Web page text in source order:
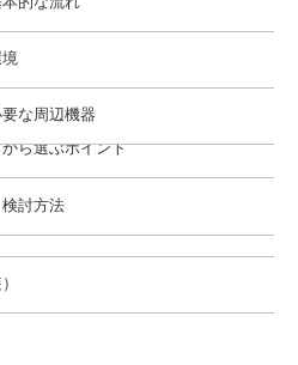
ズ
GLS PRO Hybrid
）［サブスク］
xTool MetalFab
グ）
ーグッズ
ポイント
ぶポイント
ら選ぶポイント
討方法
な周辺機器